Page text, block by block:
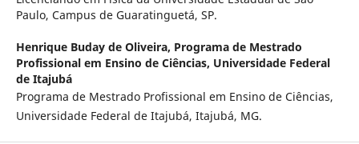
Paulo, Campus de Guaratinguetá, SP.
Henrique Buday de Oliveira, Programa de Mestrado
Profissional em Ensino de Ciências, Universidade Federal
de Itajubá
Programa de Mestrado Profissional em Ensino de Ciências,
Universidade Federal de Itajubá, Itajubá, MG.